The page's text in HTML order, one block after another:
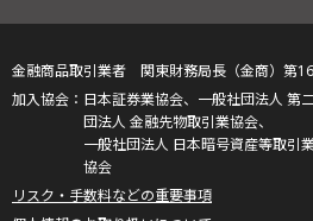
金融商品取引業者 関東財務局長（金商）第
日本証券業協会、一般社団法人 第
団法人 金融先物取引業協会、
一般社団法人 日本暗号資産等取引
協会
リスク・手数料などの重要事項